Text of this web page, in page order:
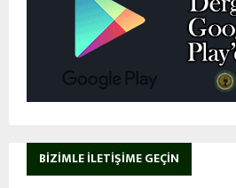
BIZIMLE İLETIŞIME GEÇIN